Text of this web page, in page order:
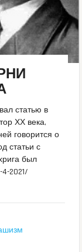
статью в
ХХ века,
говорится о
статьи с
был
2021/